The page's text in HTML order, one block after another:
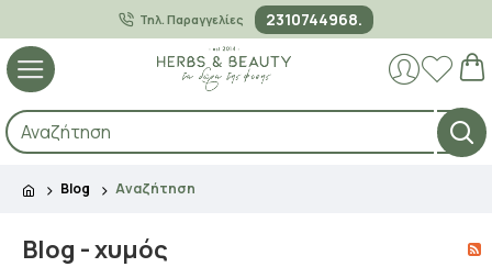
Τηλ. Παραγγελίες 2310744968.
Blog Αναζήτηση
Blog - χυμός